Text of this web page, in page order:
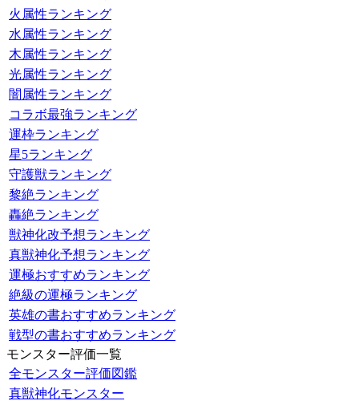
火属性ランキング
水属性ランキング
木属性ランキング
光属性ランキング
闇属性ランキング
コラボ最強ランキング
運枠ランキング
星5ランキング
守護獣ランキング
黎絶ランキング
轟絶ランキング
獣神化改予想ランキング
真獣神化予想ランキング
運極おすすめランキング
絶級の運極ランキング
英雄の書おすすめランキング
戦型の書おすすめランキング
モンスター評価一覧
全モンスター評価図鑑
真獣神化モンスター